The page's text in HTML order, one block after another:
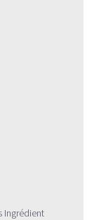
Ingrédient